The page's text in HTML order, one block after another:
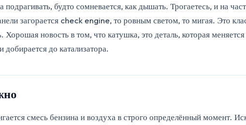
будто сомневается, как дышать. Трогаетесь, и на
загорается check engine, то ровным светом, то мигая. Это
новость в том, что катушка, это деталь, которая
до катализатора.
смесь бензина и воздуха в строго определённый момент.